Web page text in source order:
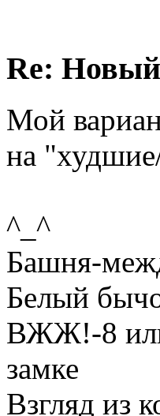
Re:
Мой
на
^_^
Башня-
Белый
ВЖЖ!-8 или
замке
Взгляд из